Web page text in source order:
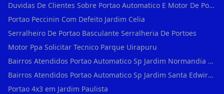
Duvidas De Clientes Sobre Portao Automatico E Motor De Portao Motor Basculante Seg
Portao Peccinin Com Defeito Jardim Celia
Serralheiro De Portao Basculante Serralheria De Portoes
Motor Ppa Solicitar Tecnico Parque Uirapuru
Bairros Atendidos Portao Automatico Sp Jardim Normandia Guarulhos Sp Motor Para Portao Automatico Eletronico
Bairros Atendidos Portao Automatico Sp Jardim Santa Edwirges Guarulhos Sp Motor Para Portao Automatico Eletronico
Portao 4x3 em Jardim Paulista